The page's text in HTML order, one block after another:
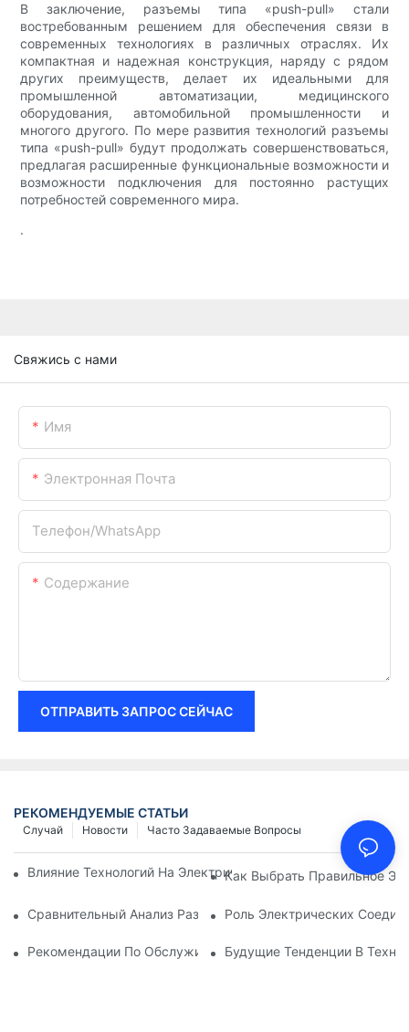
В заключение, разъемы типа «push-pull» стали
востребованным решением для обеспечения связи в
современных технологиях в различных отраслях. Их
компактная и надежная конструкция, наряду с рядом
других преимуществ, делает их идеальными для
промышленной автоматизации, медицинского
оборудования, автомобильной промышленности и
многого другого. По мере развития технологий разъемы
типа «push-pull» будут продолжать совершенствоваться,
предлагая расширенные функциональные возможности и
возможности подключения для постоянно растущих
потребностей современного мира.
.
Свяжись с нами
Имя
Электронная Почта
Телефон/WhatsApp
Содержание
ОТПРАВИТЬ ЗАПРОС СЕЙЧАС
РЕКОМЕНДУЕМЫЕ СТАТЬИ
Часто Задаваемые Вопросы
Новости
Случай
Влияние Технологий На Электрические Соединения В
Как Выбрать Правильное
Сравнительный Анализ Различных Типов Электрических
Роль Электрических
Рекомендации По Обслуживанию Электрических
Будущие Тенденции В